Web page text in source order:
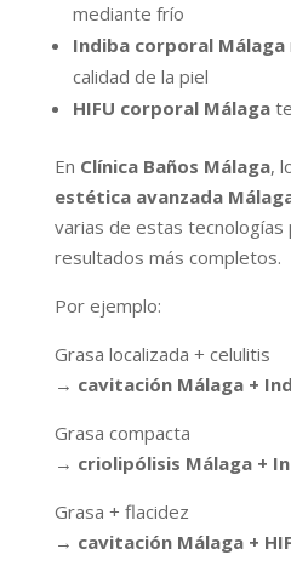
mediante frío
Indiba corporal Málaga
calidad de la piel
HIFU corporal Málaga
En Clínica Baños Málaga,
estética avanzada
varias de estas
resultados más completos.
Por ejemplo:
Grasa localizada + celulitis
→ cavitación Málaga +
Grasa compacta
→ criolipólisis Málaga +
Grasa + flacidez
→ cavitación Málaga +